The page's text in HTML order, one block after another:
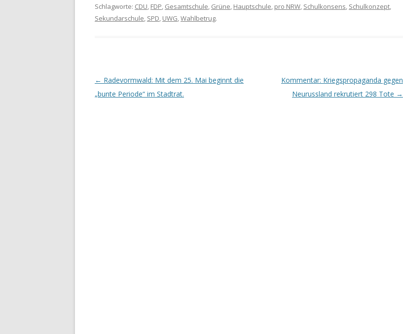
Schlagworte: CDU, FDP, Gesamtschule, Grüne, Hauptschule, pro NRW, Schulkonsens, Schulkonzept,
Sekundarschule, SPD, UWG,Wahlbetrug.
Artikel-Navigation
← Radevormwald: Mit dem 25. Mai beginnt die
„bunte Periode“ im Stadtrat.
Kommentar: Kriegspropaganda gegen
Neurussland rekrutiert 298 Tote →